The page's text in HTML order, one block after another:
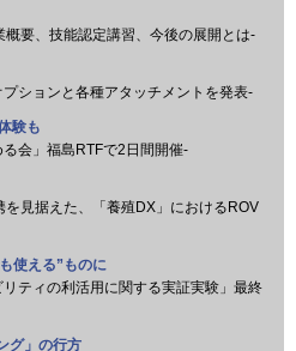
要、技能認定講習、今後の展開とは-
ションと各種アタッチメントを発表-
験も
会」福島RTFで2日間開催-
見据えた、「養殖DX」におけるROV
使える”ものに
ティの利活用に関する実証実験」最終
グ」の行方